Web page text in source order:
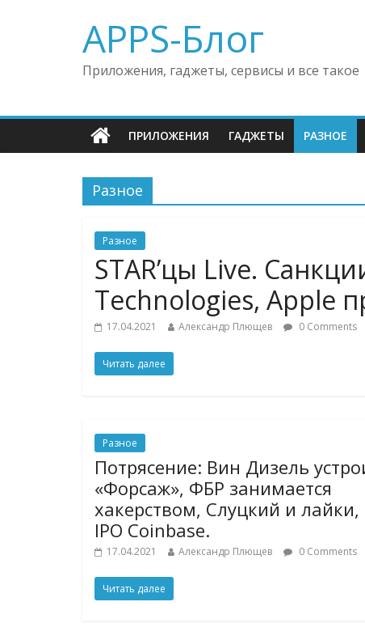
APPS-Блог
Приложения, гаджеты, сервисы и все такое
ПРИЛОЖЕНИЯ ГАДЖЕТЫ РАЗНОЕ
Разное
Разное
STAR’цы Live.
Technologies, Apple
17.04.2021 Александр Плющев 0 Comments
Читать далее
Разное
Потрясение: Вин Дизель
«Форсаж», ФБР занимается
хакерством, Слуцкий и лайки,
IPO Coinbase.
17.04.2021 Александр Плющев 0 Comments
Читать далее